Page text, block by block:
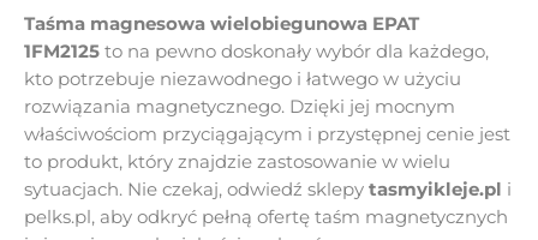
Taśma magnesowa wielobiegunowa EPAT
1FM2125 to na pewno doskonały wybór dla każdego,
kto potrzebuje niezawodnego i łatwego w użyciu
rozwiązania magnetycznego. Dzięki jej mocnym
właściwościom przyciągającym i przystępnej cenie jest
to produkt, który znajdzie zastosowanie w wielu
sytuacjach. Nie czekaj, odwiedź sklepy tasmyikleje.pl i
pelks.pl, aby odkryć pełną ofertę taśm magnetycznych